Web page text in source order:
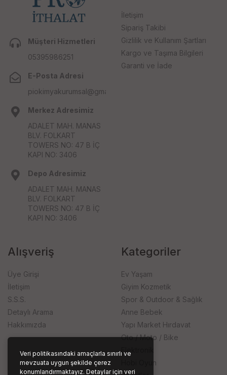
Veri politikasındaki amaçlarla sınırlı ve
mevzuata uygun şekilde çerez
konumlandırmaktayız. Detaylar için veri
Müşteri Hizmetleri
05395986251
E-Posta Adresi
piokimyakurumsal@gmail.com
Merkez Adresimiz
ADALET MAH. MANAS
BLV. FOLKART
TOWERS NO: 47 B İÇ
KAPI NO: 3406
Depo Adresimiz
ADALET MAH. MANAS
BLV. FOLKART
TOWERS NO: 47 B İÇ
KAPI NO: 3406
İletişim
Sipariş Takibi
Gizlilik ve Kullanım Şartları
Kargo ve Taşıma Bilgileri
Garanti ve İade
Alışveriş
Üye Girişi
İletişim
S.S.S.
Detaylı Arama
Hakkımızda
Kategoriler
Ev Yaşam
Giyim Kozmetik
Spor & Outdoor & Sağlık
Anne Bebek
Yapı Market Hırdavat
Oto / Moto / Bike
Hobi Oyun